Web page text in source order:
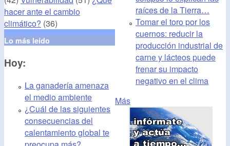
hacer ante el cambio
climático? (36)
Lo más leído
Hoy:
La ganadería amenaza
el medio ambiente
¿Cuál de las siguientes
consecuencias del
calentamiento global te
raíces de la Tierra…
Tomar el toro por los
cuernos: reducir la
producción industrial de
carne y lácteos puede
frenar su impacto
negativo en el clima
Más